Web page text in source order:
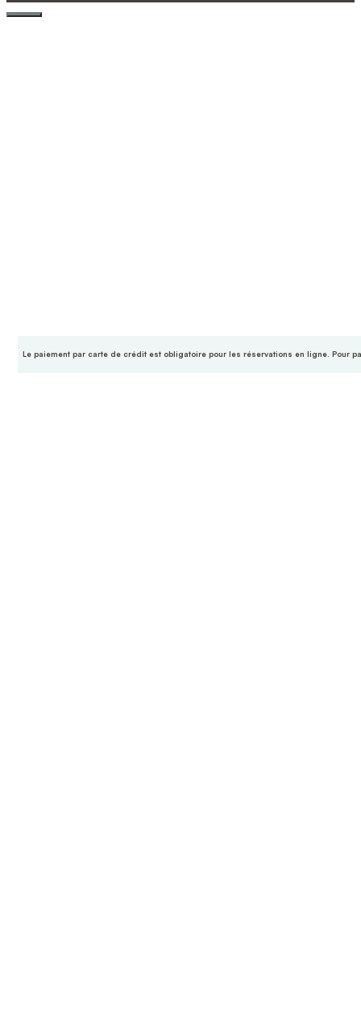
Le paiement par carte de crédit est obligatoire pour les réservations en ligne. Pour